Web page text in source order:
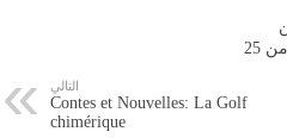
السينما والتشكيل بأبي الجعد من 25
التالي
Contes et Nouvelles: La Golf
chimérique